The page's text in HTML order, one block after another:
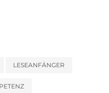
LESEANFÄNGER